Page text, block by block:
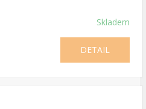
Skladem
DETAIL